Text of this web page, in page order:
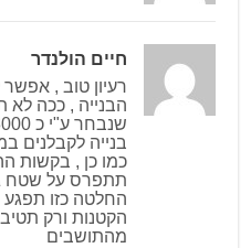
חיים הולנדר
רעיון טוב ,
הבנייה , ככה לא
בנייה לקבלנים
כמו כן , בקשות
תתפרס על שטח
החלטה כזו תפגע
הקטנות ורק
מהתושבים